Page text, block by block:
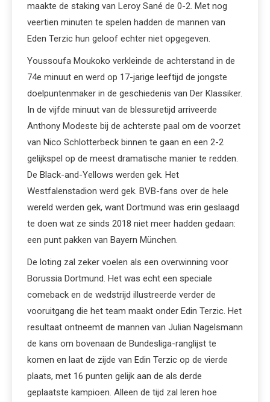
maakte de staking van Leroy Sané de 0-2. Met nog
veertien minuten te spelen hadden de mannen van
Eden Terzic hun geloof echter niet opgegeven.
Youssoufa Moukoko verkleinde de achterstand in de
74e minuut en werd op 17-jarige leeftijd de jongste
doelpuntenmaker in de geschiedenis van Der Klassiker.
In de vijfde minuut van de blessuretijd arriveerde
Anthony Modeste bij de achterste paal om de voorzet
van Nico Schlotterbeck binnen te gaan en een 2-2
gelijkspel op de meest dramatische manier te redden.
De Black-and-Yellows werden gek. Het
Westfalenstadion werd gek. BVB-fans over de hele
wereld werden gek, want Dortmund was erin geslaagd
te doen wat ze sinds 2018 niet meer hadden gedaan:
een punt pakken van Bayern München.
De loting zal zeker voelen als een overwinning voor
Borussia Dortmund. Het was echt een speciale
comeback en de wedstrijd illustreerde verder de
vooruitgang die het team maakt onder Edin Terzic. Het
resultaat ontneemt de mannen van Julian Nagelsmann
de kans om bovenaan de Bundesliga-ranglijst te
komen en laat de zijde van Edin Terzic op de vierde
plaats, met 16 punten gelijk aan de als derde
geplaatste kampioen. Alleen de tijd zal leren hoe